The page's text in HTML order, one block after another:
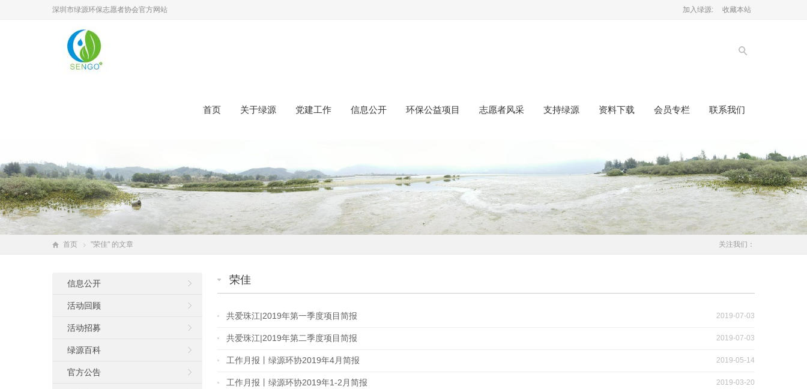
深圳市绿源环保志愿者协会官方网站 加入绿源: 收藏本站
首页 关于绿源 党建工作 信息公开 环保公益项目 志愿者风采 支持绿源 资料下载 会员专栏 联系我们
首页 "荣佳" 的文章 关注我们：
荣佳
共爱珠江|2019年第一季度项目简报 2019-07-03
共爱珠江|2019年第二季度项目简报 2019-07-03
工作月报丨绿源环协2019年4月简报 2019-05-14
工作月报丨绿源环协2019年1-2月简报 2019-03-20
信息公开
活动回顾
活动招募
绿源百科
官方公告